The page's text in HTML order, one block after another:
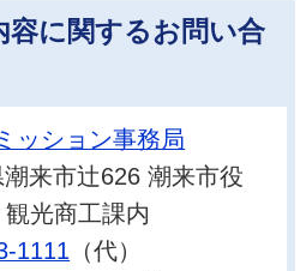
容に関するお問い合
ッション事務局
来市辻626 潮来市役
光商工課内
1111 （代）